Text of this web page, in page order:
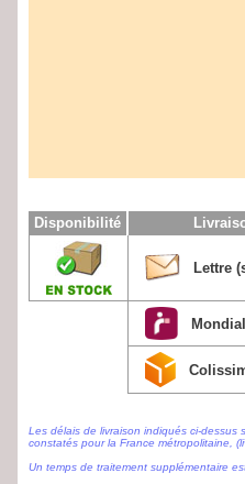
Disponibilité
Lettre
Les délais de livraison indiqués ci-
constatés pour la France métropolitaine,
Un temps de traitement supplémentaire